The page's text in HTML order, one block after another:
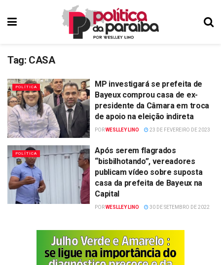
Tag: CASA
POLÍTICA
MP investigará se prefeita de
Bayeux comprou casa de ex-
presidente da Câmara em troca
de apoio na eleição indireta
PORWESLLEY LINO 23 DE FEVEREIRO DE 2023
POLÍTICA
Após serem flagrados
“bisbilhotando”, vereadores
publicam vídeo sobre suposta
casa da prefeita de Bayeux na
Capital
PORWESLLEY LINO 30 DE SETEMBRO DE 2022